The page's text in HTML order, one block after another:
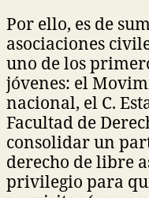
Por ello, es de
asociaciones
uno de los
jóvenes: el
nacional, el C.
Facultad de
consolidar un
derecho de libre
privilegio para